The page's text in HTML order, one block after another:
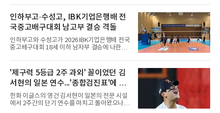
리츠와 마이애미 말린스를 거쳐 메츠에 둥지를
틀며 반등을 노렸으나
행배 전국중고배구대회 18세 이하 여자부 결승
에서 선명여고를 세트스코어 3-1(13-25, 25-14,
25-17, 25-10)로 물리치고 우승을 차지했다.첫
세트를 13-25로 내주며 불안하게 출발한 중앙여
고는 이후 조직력을 되찾아 2세트부터 경기 주
도권을 완전히 장악했다. 강한 서브와 탄탄한 수
비를 앞세워 내리 세 세트를 따내며 짜릿한 역전
권대회 결승에서 모두 선명여고에 패해 준우승
에 머물렀다. 그러나 세 번째
인하부고·수성고, IBK기업은행배 전
국중고배구대회 남고부 결승 격돌
인하부고와 수성고가 2026 IBK기업은행배 전국
중고배구대회 18세 이하 남자부 결승에 나란히
하부고는 5일 충북 제천실내체육관에서 열린 대
회 남자 18세 이하부 준결승에서 남성고를 세트
스코어 3-1(25-17, 17-25, 25-21, 25-17)로 꺾
고 결승행 티켓을 따냈다. 인하부고는 높은 공격
성공률을 앞세워 경기 주도권을 잡으며 승리를
거뒀다.수성고도 준결승에서 속초고를 상대로
안정된 조직력을 바탕으로 3-1(25-23, 25-16,
'제구력 5등급 2주 과외' 꼴이었던 김
서현의 일본 연수...'종합검진표'에 불
과
한화 이글스의 영건 김서현이 일본의 전문 시설
에서 2주간의 단기 연수를 마치고 돌아왔으나,